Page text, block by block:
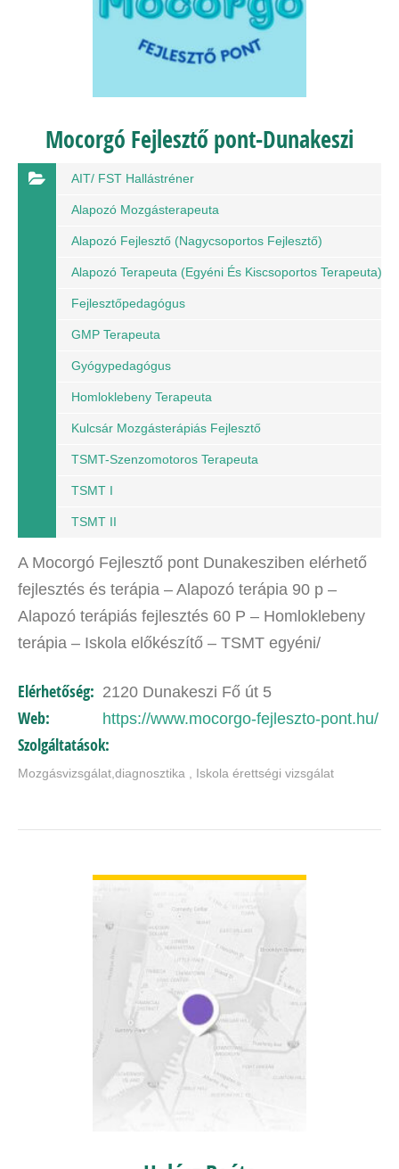
Mocorgó Fejlesztő pont-Dunakeszi
AIT/ FST Hallástréner
Alapozó Mozgásterapeuta
Alapozó Fejlesztő (nagycsoportos Fejlesztő)
Alapozó Terapeuta (egyéni És Kiscsoportos Terapeuta)
Fejlesztőpedagógus
GMP Terapeuta
Gyógypedagógus
Homloklebeny Terapeuta
Kulcsár Mozgásterápiás Fejlesztő
TSMT-Szenzomotoros Terapeuta
TSMT I
TSMT II
A Mocorgó Fejlesztő pont Dunakesziben elérhető
fejlesztés és terápia – Alapozó terápia 90 p –
Alapozó terápiás fejlesztés 60 P – Homloklebeny
terápia – Iskola előkészítő – TSMT egyéni/
Elérhetőség: 2120 Dunakeszi Fő út 5
Web: https://www.mocorgo-fejleszto-pont.hu/
Szolgáltatások:
Mozgásvizsgálat,diagnosztika , Iskola érettségi vizsgálat